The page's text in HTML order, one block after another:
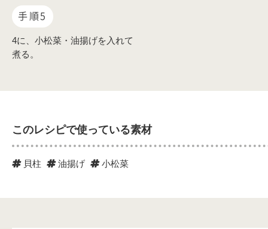
手順5
4に、小松菜・油揚げを入れて
煮る。
このレシピで使っている素材
貝柱 油揚げ 小松菜